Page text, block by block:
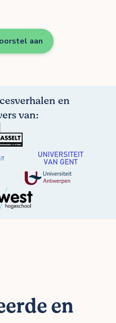
aan
en
van:
en